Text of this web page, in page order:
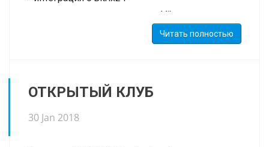
- интеграция рассылок через Viber
- в системе появились встроенные новости,
Введено понятия "рабочий филиал" - это
сотрудник. Такой филиал должен быть только
Читать полностью
ОТКРЫТЫЙ КЛУБ
30 Jan 2018